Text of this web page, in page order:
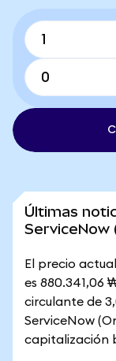
Últimas
ServiceNow
El precio
es 880.341,06
circulante de
ServiceNow
capitalización